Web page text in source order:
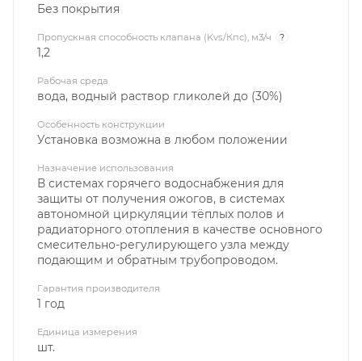
Без покрытия
Пропускная способность клапана (Kvs/Кпс), м3/ч ?
1,2
Рабочая среда
вода, водный раствор гликолей до (30%)
Особенность конструкции
Установка возможна в любом положении
Назначение использования
В системах горячего водоснабжения для
защиты от получения ожогов, в системах
автономной циркуляции тёплых полов и
радиаторного отопления в качестве основного
смесительно-регулирующего узла между
подающим и обратным трубопроводом.
Гарантия производителя
1 год
Единица измерения
шт.